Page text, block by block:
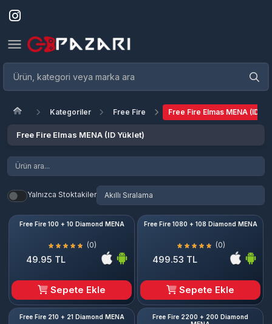
Kategoriler Free Fire Free Fire Elmas MENA (ID
Free Fire Elmas MENA (ID Yüklet)
Yalnızca Stoktakiler
Free Fire 100 + 10 Diamond MENA
(0)
49.95 TL
Sepete Ekle
Free Fire 1080 + 108 Diamond MENA
(0)
499.53 TL
Sepete Ekle
Free Fire 210 + 21 Diamond MENA
Free Fire 2200 + 200 Diamond